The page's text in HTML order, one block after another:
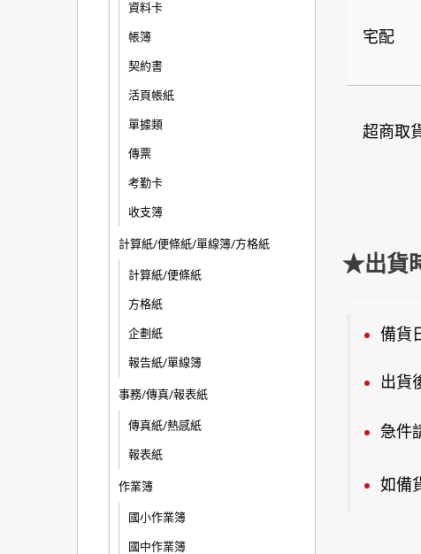
資料卡
帳簿
契約書
活頁帳紙
單據類
傳票
考勤卡
收支簿
計算紙/便條紙/單線簿/方格紙
計算紙/便條紙
方格紙
企劃紙
報告紙/單線簿
事務/傳真/報表紙
傳真紙/熱感紙
報表紙
作業簿
國小作業簿
國中作業簿
宅配
超商取
★出貨
備貨
出貨
急件
如備